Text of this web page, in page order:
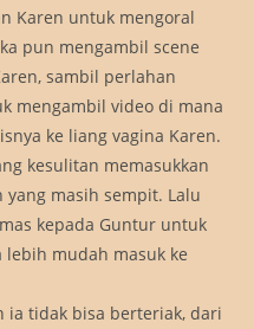
Karen untuk mengoral
pun mengambil scene
sambil perlahan
mengambil video di mana
ke liang vagina Karen.
kesulitan memasukkan
yang masih sempit. Lalu
kepada Guntur untuk
lebih mudah masuk ke
ia tidak bisa berteriak, dari